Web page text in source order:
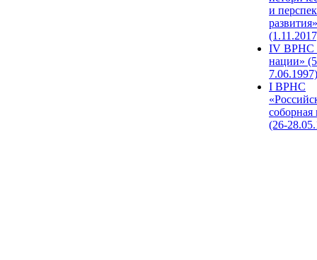
и
развития»
IV ВРНС
нации»
7.06.1997)
I ВРНС
(26-